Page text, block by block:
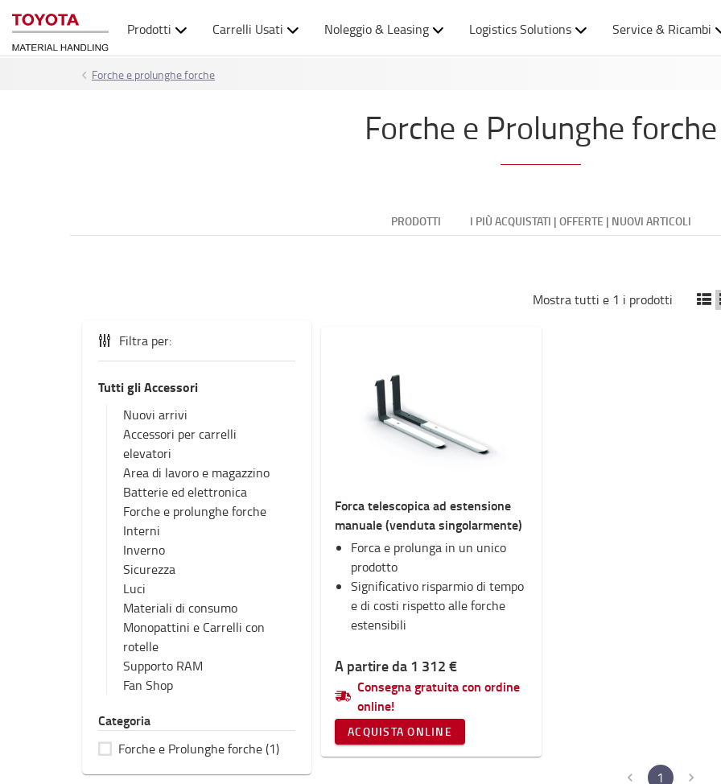
Prodotti Carrelli Usati Noleggio & Leasing Logistics Solutions Service & Ricambi
Forche e prolunghe forche
Forche e Prolunghe forche
PRODOTTI I PIÙ ACQUISTATI | OFFERTE | NUOVI ARTICOLI
Filtra per:
Tutti gli Accessori
Nuovi arrivi
Accessori per carrelli
elevatori
Area di lavoro e magazzino
Batterie ed elettronica
Forche e prolunghe forche
Interni
Inverno
Sicurezza
Luci
Materiali di consumo
Monopattini e Carrelli con
rotelle
Supporto RAM
Fan Shop
Categoria
Forche e Prolunghe forche(1)
Mostra tutti e 1 i prodotti
Forca telescopica ad estensione
manuale (venduta singolarmente)
Forca e prolunga in un unico
prodotto
Significativo risparmio di tempo
e di costi rispetto alle forche
estensibili
A partire da 1 312 €
Consegna gratuita con ordine
online!
ACQUISTA ONLINE
1